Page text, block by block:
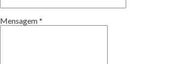
Mensagem *